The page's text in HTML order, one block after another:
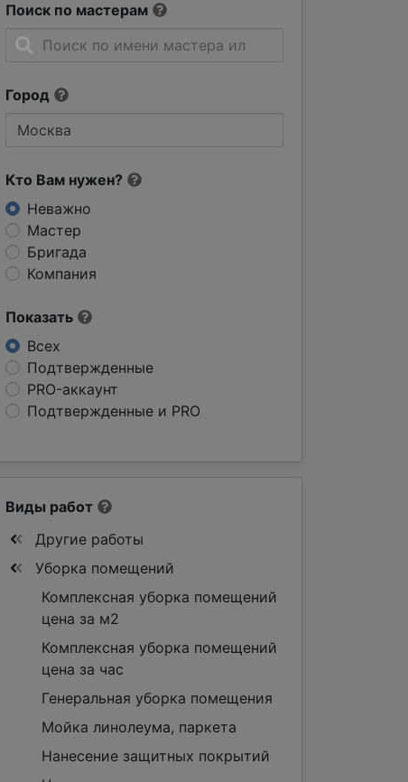
Поиск по мастерам
Город
Кто Вам нужен?
Неважно
Мастер
Бригада
Компания
Показать
Всех
Подтвержденные
PRO-аккаунт
Подтвержденные и PRO
Виды работ
Другие работы
Уборка помещений
Комплексная уборка помещений
цена за м2
Комплексная уборка помещений
цена за час
Генеральная уборка помещения
Мойка линолеума, паркета
Нанесение защитных покрытий